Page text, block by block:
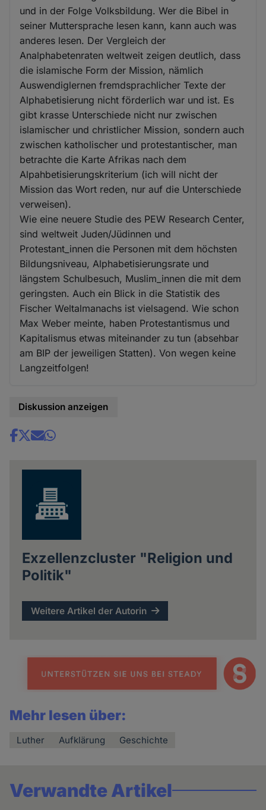
und in der Folge Volksbildung. Wer die Bibel in
seiner Muttersprache lesen kann, kann auch was
anderes lesen. Der Vergleich der
Analphabetenraten weltweit zeigen deutlich, dass
die islamische Form der Mission, nämlich
Auswendiglernen fremdsprachlicher Texte der
Alphabetisierung nicht förderlich war und ist. Es
gibt krasse Unterschiede nicht nur zwischen
islamischer und christlicher Mission, sondern auch
zwischen katholischer und protestantischer, man
betrachte die Karte Afrikas nach dem
Alpahbetisierungskriterium (ich will nicht der
Mission das Wort reden, nur auf die Unterschiede
verweisen).
Wie eine neuere Studie des PEW Research Center,
sind weltweit Juden/Jüdinnen und
Protestant_innen die Personen mit dem höchsten
Bildungsniveau, Alphabetisierungsrate und
längstem Schulbesuch, Muslim_innen die mit dem
geringsten. Auch ein Blick in die Statistik des
Fischer Weltalmanachs ist vielsagend. Wie schon
Max Weber meinte, haben Protestantismus und
Kapitalismus etwas miteinander zu tun (absehbar
am BIP der jeweiligen Statten). Von wegen keine
Langzeitfolgen!
Diskussion anzeigen
Share
Exzellenzcluster "Religion und
Politik"
Weitere Artikel der Autorin
Mehr lesen über:
Luther Aufklärung Geschichte
Verwandte Artikel